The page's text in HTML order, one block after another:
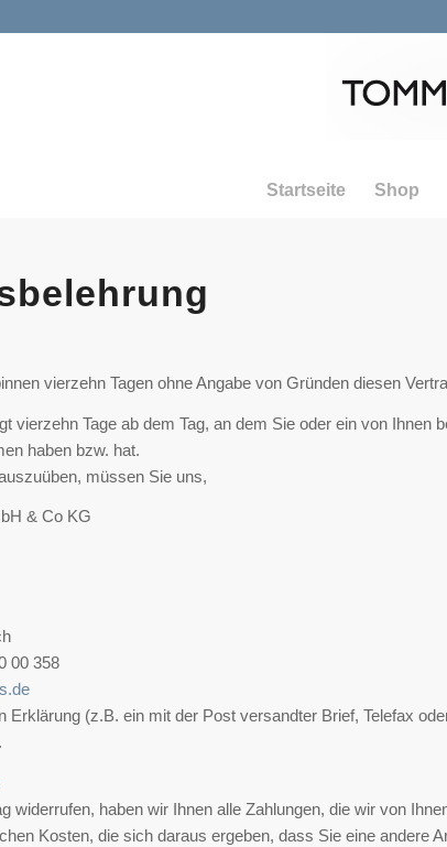
Startseite Shop
vierzehn Tagen ohne Angabe von Gründen diesen
vierzehn Tage ab dem Tag, an dem Sie oder ein von Ihnen
haben bzw. hat.
müssen Sie uns,
& Co KG
00 358
Erklärung (z.B. ein mit der Post versandter Brief, Telefax
widerrufen, haben wir Ihnen alle Zahlungen, die wir von
Kosten, die sich daraus ergeben, dass Sie eine andere